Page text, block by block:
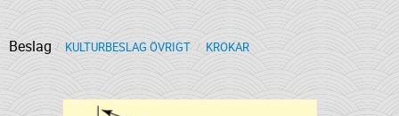
Beslag KULTURBESLAG ÖVRIGT KROKAR